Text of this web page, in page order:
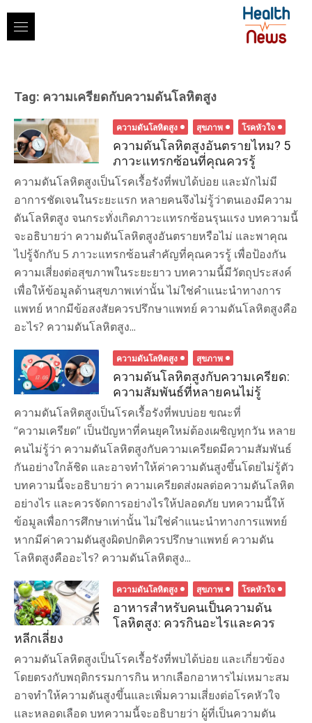
content
Tag: ความเครียดกับความดันโลหิตสูง
ความดันโลหิตสูง สุขภาพ โรคหัวใจ
ความดันโลหิตสูงอันตรายไหม? 5
ภาวะแทรกซ้อนที่คุณควรรู้
ความดันโลหิตสูงเป็นโรคเรื้อรังที่พบได้บ่อย และมักไม่มี
อาการชัดเจนในระยะแรก หลายคนจึงไม่รู้ว่าตนเองมีความ
ดันโลหิตสูง จนกระทั่งเกิดภาวะแทรกซ้อนรุนแรง บทความนี้
จะอธิบายว่า ความดันโลหิตสูงอันตรายหรือไม่ และพาคุณ
ไปรู้จักกับ 5 ภาวะแทรกซ้อนสำคัญที่คุณควรรู้ เพื่อป้องกัน
ความเสี่ยงต่อสุขภาพในระยะยาว บทความนี้มีวัตถุประสงค์
เพื่อให้ข้อมูลด้านสุขภาพเท่านั้น ไม่ใช่คำแนะนำทางการ
แพทย์ หากมีข้อสงสัยควรปรึกษาแพทย์ ความดันโลหิตสูงคือ
อะไร? ความดันโลหิตสูง...
ความดันโลหิตสูง สุขภาพ
ความดันโลหิตสูงกับความเครียด:
ความสัมพันธ์ที่หลายคนไม่รู้
ความดันโลหิตสูงเป็นโรคเรื้อรังที่พบบ่อย ขณะที่
“ความเครียด” เป็นปัญหาที่คนยุคใหม่ต้องเผชิญทุกวัน หลาย
คนไม่รู้ว่า ความดันโลหิตสูงกับความเครียดมีความสัมพันธ์
กันอย่างใกล้ชิด และอาจทำให้ค่าความดันสูงขึ้นโดยไม่รู้ตัว
บทความนี้จะอธิบายว่า ความเครียดส่งผลต่อความดันโลหิต
อย่างไร และควรจัดการอย่างไรให้ปลอดภัย บทความนี้ให้
ข้อมูลเพื่อการศึกษาเท่านั้น ไม่ใช่คำแนะนำทางการแพทย์
หากมีค่าความดันสูงผิดปกติควรปรึกษาแพทย์ ความดัน
โลหิตสูงคืออะไร? ความดันโลหิตสูง...
ความดันโลหิตสูง สุขภาพ โรคหัวใจ
อาหารสำหรับคนเป็นความดัน
โลหิตสูง: ควรกินอะไรและควร
หลีกเลี่ยง
ความดันโลหิตสูงเป็นโรคเรื้อรังที่พบได้บ่อย และเกี่ยวข้อง
โดยตรงกับพฤติกรรมการกิน หากเลือกอาหารไม่เหมาะสม
อาจทำให้ความดันสูงขึ้นและเพิ่มความเสี่ยงต่อโรคหัวใจ
และหลอดเลือด บทความนี้จะอธิบายว่า ผู้ที่เป็นความดัน